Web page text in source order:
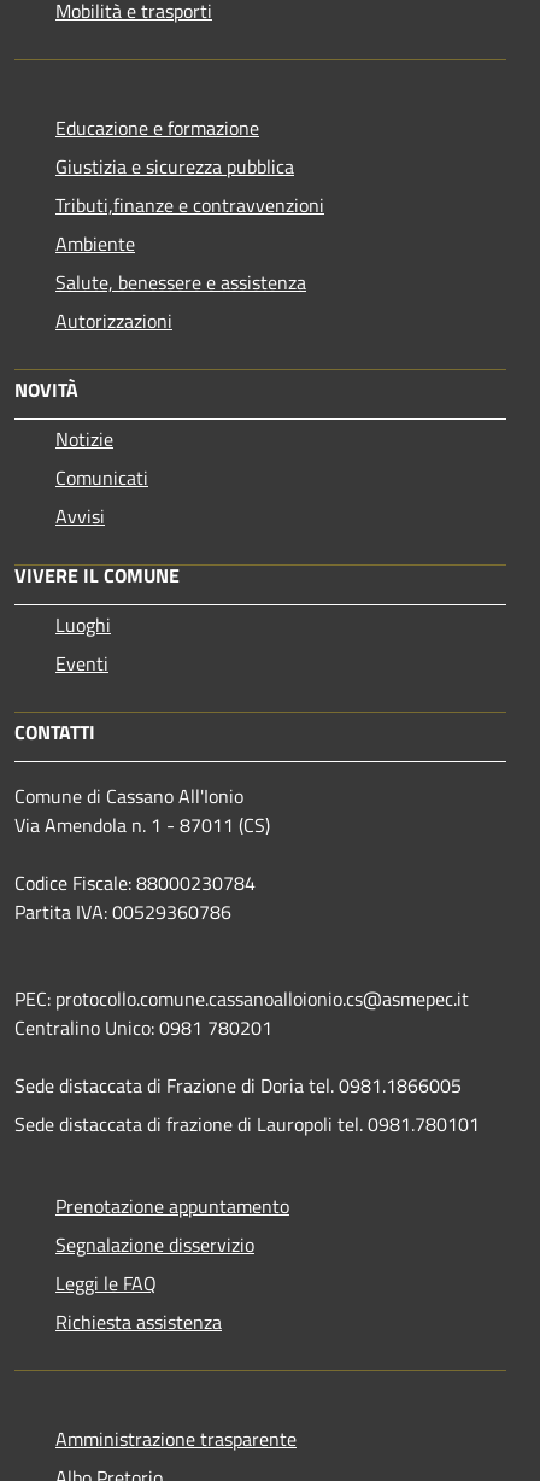
Mobilità e trasporti
Educazione e formazione
Giustizia e sicurezza pubblica
Tributi,finanze e contravvenzioni
Ambiente
Salute, benessere e assistenza
Autorizzazioni
NOVITÀ
Notizie
Comunicati
Avvisi
VIVERE IL COMUNE
Luoghi
Eventi
CONTATTI
Comune di Cassano All'Ionio
Via Amendola n. 1 - 87011 (CS)
Codice Fiscale: 88000230784
Partita IVA: 00529360786
PEC: protocollo.comune.cassanoalloionio.cs@asmepec.it
Centralino Unico: 0981 780201
Sede distaccata di Frazione di Doria tel. 0981.1866005
Sede distaccata di frazione di Lauropoli tel. 0981.780101
Prenotazione appuntamento
Segnalazione disservizio
Leggi le FAQ
Richiesta assistenza
Amministrazione trasparente